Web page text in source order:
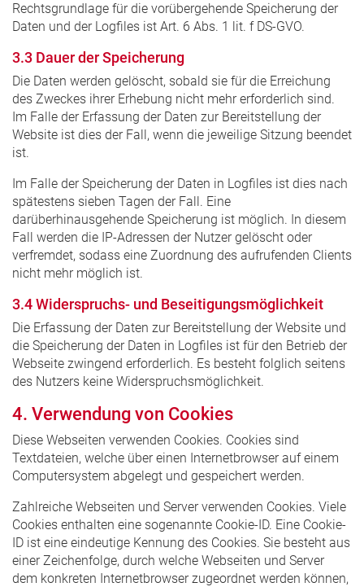
Rechtsgrundlage für die vorübergehende Speicherung der
Daten und der Logfiles ist Art. 6 Abs. 1 lit. f DS-GVO.
3.3 Dauer der Speicherung
Die Daten werden gelöscht, sobald sie für die Erreichung
des Zweckes ihrer Erhebung nicht mehr erforderlich sind.
Im Falle der Erfassung der Daten zur Bereitstellung der
Website ist dies der Fall, wenn die jeweilige Sitzung beendet
ist.
Im Falle der Speicherung der Daten in Logfiles ist dies nach
spätestens sieben Tagen der Fall. Eine
darüberhinausgehende Speicherung ist möglich. In diesem
Fall werden die IP-Adressen der Nutzer gelöscht oder
verfremdet, sodass eine Zuordnung des aufrufenden Clients
nicht mehr möglich ist.
3.4 Widerspruchs- und Beseitigungsmöglichkeit
Die Erfassung der Daten zur Bereitstellung der Website und
die Speicherung der Daten in Logfiles ist für den Betrieb der
Webseite zwingend erforderlich. Es besteht folglich seitens
des Nutzers keine Widerspruchsmöglichkeit.
4. Verwendung von Cookies
Diese Webseiten verwenden Cookies. Cookies sind
Textdateien, welche über einen Internetbrowser auf einem
Computersystem abgelegt und gespeichert werden.
Zahlreiche Webseiten und Server verwenden Cookies. Viele
Cookies enthalten eine sogenannte Cookie-ID. Eine Cookie-
ID ist eine eindeutige Kennung des Cookies. Sie besteht aus
einer Zeichenfolge, durch welche Webseiten und Server
dem konkreten Internetbrowser zugeordnet werden können,